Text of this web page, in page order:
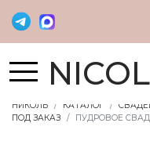
НИКОЛЬ КАТАЛОГ
ПОД ЗАКАЗ
ПУДРОВОЕ